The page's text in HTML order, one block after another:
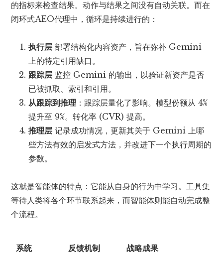
的指标来检查结果。动作与结果之间没有自动关联。而在
闭环式AEO代理中，循环是持续进行的：
执行层 部署结构化内容资产，旨在弥补 Gemini
上的特定引用缺口。
跟踪层 监控 Gemini 的输出，以验证新资产是否
已被抓取、索引和引用。
从跟踪到推理 ：跟踪层量化了影响。模型份额从 4%
提升至 9%。转化率 (CVR) 提高。
推理层 记录成功情况，更新其关于 Gemini 上哪
些方法有效的启发式方法，并改进下一个执行周期的
参数。
这就是智能体的特点：它能从自身的行为中学习。工具集
等待人类将各个环节联系起来，而智能体则能自动完成整
个流程。
系统 反馈机制 战略成果